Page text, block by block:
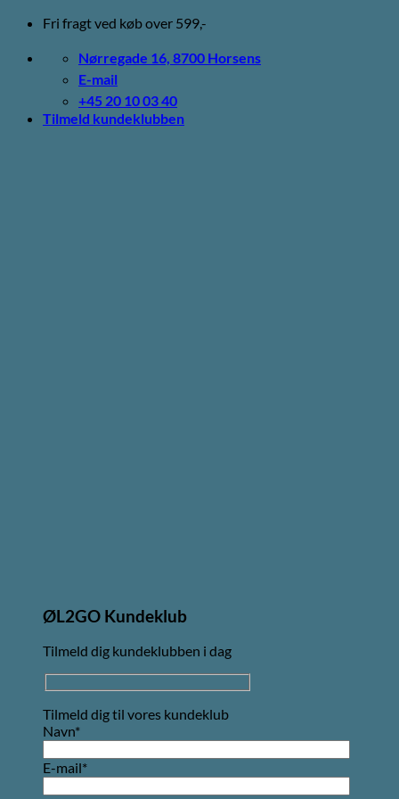
Fortsæt
indhold
Fri fragt ved køb over 599,-
Nørregade 16, 8700 Horsens
E-mail
+45 20 10 03 40
Tilmeld kundeklubben
ØL2GO Kundeklub
Tilmeld dig kundeklubben i dag
Tilmeld dig til vores kundeklub
Navn*
E-mail*